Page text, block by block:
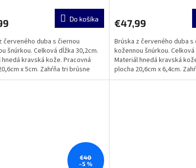
Do košíka
červeného duba s čiernou
šnúrkou. Celková dĺžka 30,2cm.
kravská kože. Pracovná
x 5cm. Zahŕňa tri brúsne
Super...
€47,99
Brúska z červeného duba s
kožennou šnúrkou.
Materiál hnedá kravská
plocha 20,6cm x 6,4cm.
pasty. Červená: Super...
€40
–5 %